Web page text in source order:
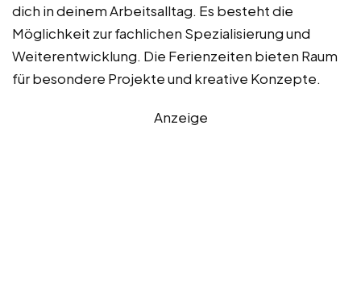
dich in deinem Arbeitsalltag. Es besteht die
Möglichkeit zur fachlichen Spezialisierung und
Weiterentwicklung. Die Ferienzeiten bieten Raum
für besondere Projekte und kreative Konzepte.
Anzeige